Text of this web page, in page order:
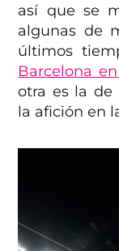
así que se
algunas de
últimos
Barcelona
otra es la de
la afición en